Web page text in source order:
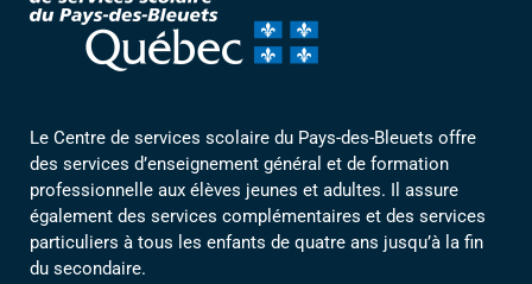
Le Centre de services scolaire du Pays-des-Bleuets offre
des services d’enseignement général et de formation
professionnelle aux élèves jeunes et adultes. Il assure
également des services complémentaires et des services
particuliers à tous les enfants de quatre ans jusqu’à la fin
du secondaire.